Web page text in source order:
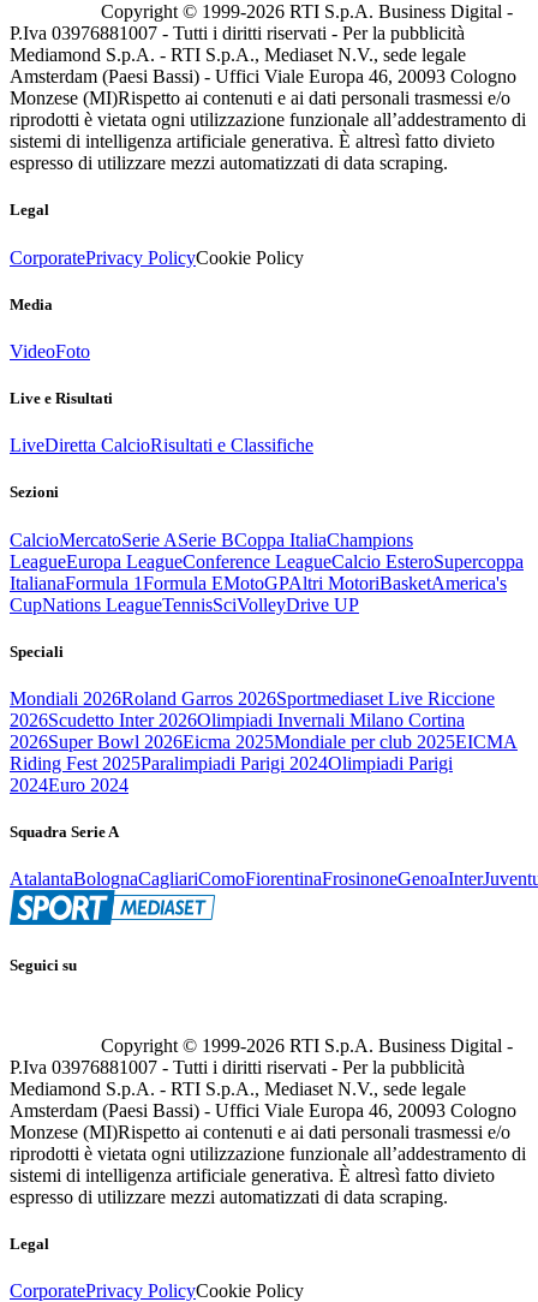
Copyright © 1999-2026 RTI S.p.A. Business Digital -
P.Iva 03976881007 - Tutti i diritti riservati - Per la pubblicità
Mediamond S.p.A. - RTI S.p.A., Mediaset N.V., sede legale
Amsterdam (Paesi Bassi) - Uffici Viale Europa 46, 20093 Cologno
Monzese (MI)Rispetto ai contenuti e ai dati personali trasmessi e/o
riprodotti è vietata ogni utilizzazione funzionale all’addestramento di
sistemi di intelligenza artificiale generativa. È altresì fatto divieto
espresso di utilizzare mezzi automatizzati di data scraping.
Legal
CorporatePrivacy PolicyCookie Policy
Media
VideoFoto
Live e Risultati
LiveDiretta CalcioRisultati e Classifiche
Sezioni
CalcioMercatoSerie ASerie BCoppa ItaliaChampions
LeagueEuropa LeagueConference LeagueCalcio EsteroSupercoppa
ItalianaFormula 1Formula EMotoGPAltri MotoriBasketAmerica's
CupNations LeagueTennisSciVolleyDrive UP
Speciali
Mondiali 2026Roland Garros 2026Sportmediaset Live Riccione
2026Scudetto Inter 2026Olimpiadi Invernali Milano Cortina
2026Super Bowl 2026Eicma 2025Mondiale per club 2025EICMA
Riding Fest 2025Paralimpiadi Parigi 2024Olimpiadi Parigi
2024Euro 2024
Squadra Serie A
AtalantaBolognaCagliariComoFiorentinaFrosinoneGenoaInter
Seguici su
Copyright © 1999-2026 RTI S.p.A. Business Digital -
P.Iva 03976881007 - Tutti i diritti riservati - Per la pubblicità
Mediamond S.p.A. - RTI S.p.A., Mediaset N.V., sede legale
Amsterdam (Paesi Bassi) - Uffici Viale Europa 46, 20093 Cologno
Monzese (MI)Rispetto ai contenuti e ai dati personali trasmessi e/o
riprodotti è vietata ogni utilizzazione funzionale all’addestramento di
sistemi di intelligenza artificiale generativa. È altresì fatto divieto
espresso di utilizzare mezzi automatizzati di data scraping.
Legal
CorporatePrivacy PolicyCookie Policy